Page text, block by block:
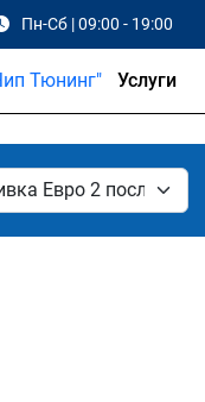
Пн-Сб | 09:00 - 19:00
Услуги